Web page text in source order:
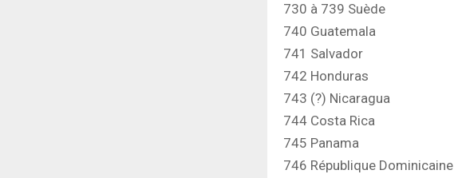
730 à 739 Suède
740 Guatemala
741 Salvador
742 Honduras
743 (?) Nicaragua
744 Costa Rica
745 Panama
746 République Dominicaine